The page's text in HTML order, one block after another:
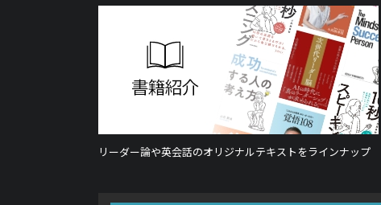
リーダー論や英会話のオリジナルテキストをラインナップ